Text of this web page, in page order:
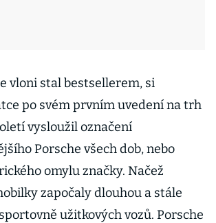
vloni stal bestsellerem, si
po svém prvním uvedení na trh
vysloužil označení
Porsche všech dob, nebo
omylu značky. Načež
započaly dlouhou a stále
užitkových vozů. Porsche